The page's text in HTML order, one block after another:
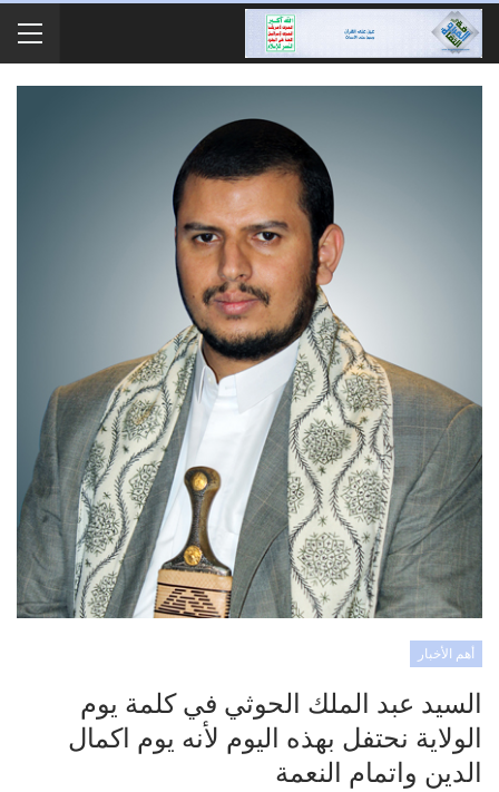
أهم الأخبار
السيد عبد الملك الحوثي في كلمة يوم
الولاية نحتفل بهذه اليوم لأنه يوم اكمال
الدين واتمام النعمة